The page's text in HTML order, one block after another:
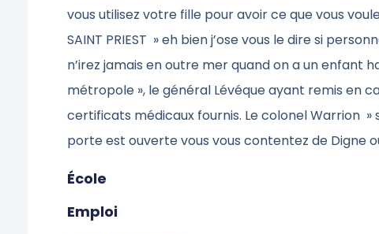
vous utilisez votre fille pour avoir ce que vous
SAINT PRIEST » eh bien j’ose vous le dire si
n’irez jamais en outre mer quand on a un enfant
métropole », le général Lévéque ayant remis en
certificats médicaux fournis. Le colonel Warrion »
porte est ouverte vous vous contentez de Digne
École
Emploi